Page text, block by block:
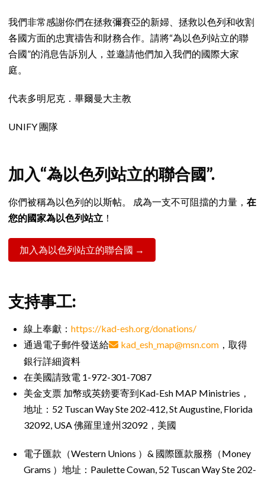
我們非常感謝你們在拯救彌賽亞的新婦、拯救以色列和收割
各國方面的忠實禱告和財務合作。請將“為以色列站立的聯
合國”的消息告訴別人，並邀請他們加入我們的國際大家
庭。
代表多明尼克．畢爾曼大主教
UNIFY 團隊
加入“為以色列站立的聯合國”.
你們被稱為以色列的以斯帖。 成為一支不可阻擋的力量， 在
您的國家為以色列站立 ！
加入為以色列站立的聯合國 →
支持事工:
線上奉獻：https://kad-esh.org/donations/
通過電子郵件發送給
kad_esh_map@msn.com ，取得
銀行詳細資料
在美國請致電 1-972-301-7087
美金支票 加幣或英鎊要寄到Kad-Esh MAP Ministries，
地址：52 Tuscan Way Ste 202-412, St Augustine, Florida
32092, USA 佛羅里達州32092，美國
電子匯款（Western Unions ）& 國際匯款服務（Money
Grams ）地址：Paulette Cowan, 52 Tuscan Way Ste 202-